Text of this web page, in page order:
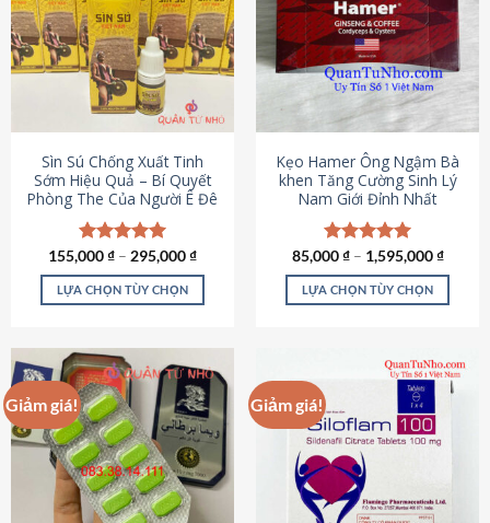
thể.
Các
tùy
chọn
có
thể
được
chọn
trên
trang
sản
phẩm
Sìn Sú Chống Xuất Tinh
Sớm Hiệu Quả – Bí Quyết
Phòng The Của Người Ê Đê
Được xếp
hạng4.95
5 sao
155,000₫ – 295,000₫
LỰA CHỌN TÙY CHỌN
này
có
nhiều
biến
thể.
Các
tùy
Kẹo Hamer Ông Ngậm Bà
khen Tăng Cường Sinh Lý
Nam Giới Đỉnh Nhất
Được xếp
hạng5.00
5 sao
85,000₫– 1,595,000₫
LỰA CHỌN TÙY CHỌN
này
nhiều
biến
tùy
Giảm giá! Giảm giá!